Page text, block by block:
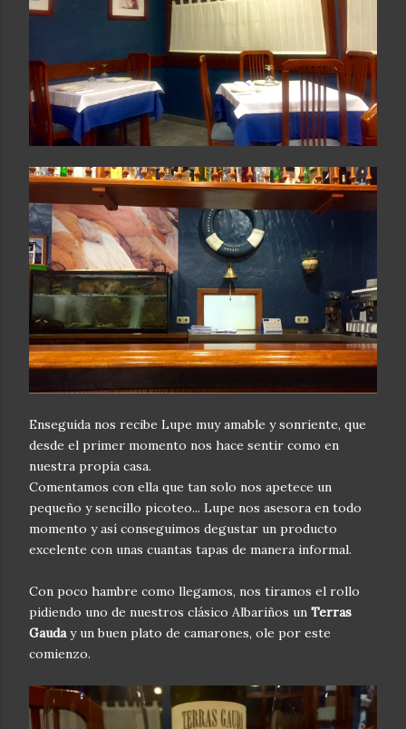
Enseguida nos recibe Lupe muy amable y sonriente, que
desde el primer momento nos hace sentir como en
nuestra propia casa.
Comentamos con ella que tan solo nos apetece un
pequeño y sencillo picoteo... Lupe nos asesora en todo
momento y así conseguimos degustar un producto
excelente con unas cuantas tapas de manera informal.
Con poco hambre como llegamos, nos tiramos el rollo
pidiendo uno de nuestros clásico Albariños un Terras
Gauday un buen plato de camarones, ole por este
comienzo.